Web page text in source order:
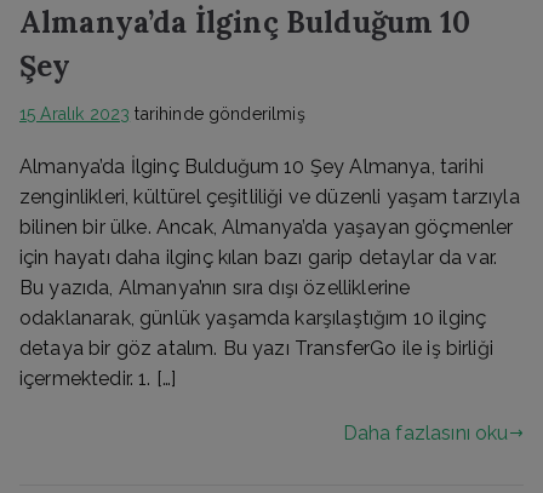
Almanya’da İlginç Bulduğum 10
Şey
15 Aralık 2023 tarihinde gönderilmiş
Almanya’da İlginç Bulduğum 10 Şey Almanya, tarihi
zenginlikleri, kültürel çeşitliliği ve düzenli yaşam tarzıyla
bilinen bir ülke. Ancak, Almanya’da yaşayan göçmenler
için hayatı daha ilginç kılan bazı garip detaylar da var.
Bu yazıda, Almanya’nın sıra dışı özelliklerine
odaklanarak, günlük yaşamda karşılaştığım 10 ilginç
detaya bir göz atalım. Bu yazı TransferGo ile iş birliği
içermektedir. 1. […]
Daha fazlasını oku